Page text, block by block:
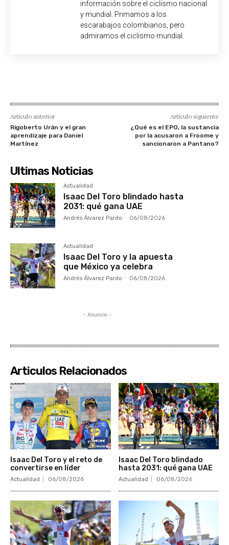
información sobre el ciclismo nacional
y mundial. Primamos a los
escarabajos colombianos, pero
admiramos el ciclismo mundial.
Artículo anterior
Rigoberto Urán y el gran
aprendizaje para Daniel
Martínez
Artículo siguiente
¿Qué es el EPO, la sustancia
por la acusaron a Froome y
sancionaron a Pantano?
Ultimas Noticias
Actualidad
Isaac Del Toro blindado hasta
2031: qué gana UAE
Andrés Álvarez Pardo - 06/08/2026
Actualidad
Isaac Del Toro y la apuesta
que México ya celebra
Andrés Álvarez Pardo - 06/08/2026
- Anuncio -
Articulos Relacionados
Isaac Del Toro y el reto de
convertirse en líder
Actualidad 06/08/2026
Isaac Del Toro blindado
hasta 2031: qué gana UAE
Actualidad 06/08/2026